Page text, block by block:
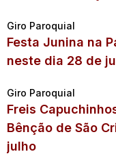
Giro Paroquial
Festa Junina na
neste dia 28 de
Giro Paroquial
Freis
Bênção de São
julho